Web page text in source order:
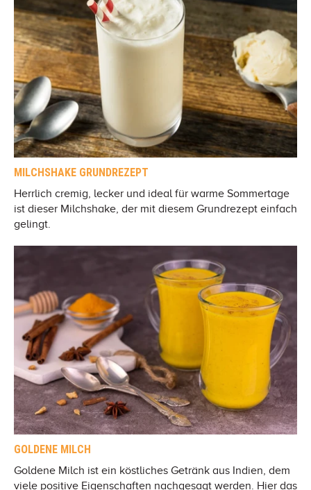
MILCHSHAKE GRUNDREZEPT
Herrlich cremig, lecker und ideal für warme Sommertage
ist dieser Milchshake, der mit diesem Grundrezept einfach
gelingt.
GOLDENE MILCH
Goldene Milch ist ein köstliches Getränk aus Indien, dem
viele positive Eigenschaften nachgesagt werden. Hier das